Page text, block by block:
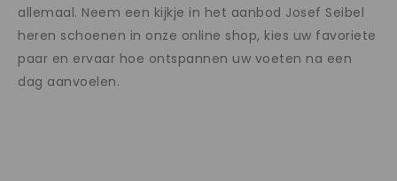
allemaal. Neem een kijkje in het aanbod Josef Seibel
heren schoenen in onze online shop, kies uw favoriete
paar en ervaar hoe ontspannen uw voeten na een
dag aanvoelen.